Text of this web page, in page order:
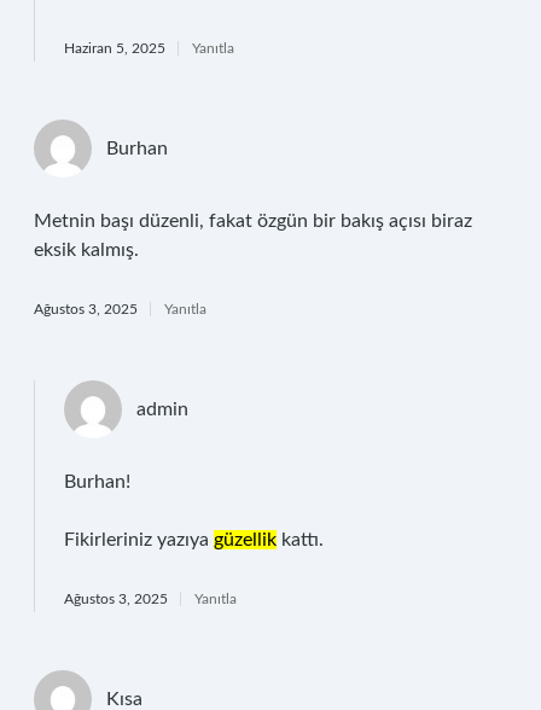
Haziran 5, 2025 Yanıtla
Burhan
Metnin başı düzenli, fakat özgün bir bakış açısı biraz
eksik kalmış.
Ağustos 3, 2025 Yanıtla
admin
Burhan!
Fikirleriniz yazıya güzellik kattı.
Ağustos 3, 2025 Yanıtla
Kısa